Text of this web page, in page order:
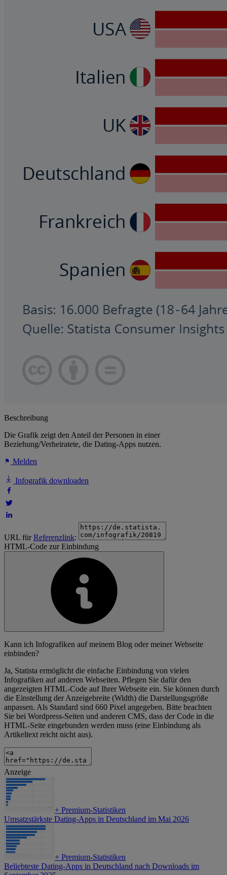
Beschreibung
Die Grafik zeigt den Anteil der Personen in einer
Beziehung/Verheiratete, die Dating-Apps nutzen.
Melden
Infografik downloaden
URL fürReferenzlink:
HTML-Code zur Einbindung
Kann ich Infografiken auf meinem Blog oder meiner Webseite
einbinden?
Ja, Statista ermöglicht die einfache Einbindung von vielen
Infografiken auf anderen Webseiten. Pflegen Sie dafür den
angezeigten HTML-Code auf Ihrer Webseite ein. Sie können durch
die Einstellung der Anzeigebreite (Width) die Darstellungsgröße
anpassen. Als Standard sind 660 Pixel angegeben. Bitte beachten
Sie bei Wordpress-Seiten und anderen CMS, dass der Code in die
HTML-Seite eingebunden werden muss (eine Einbindung als
Artikeltext reicht nicht aus).
Anzeige
+ Premium-Statistiken
Umsatzstärkste Dating-Apps in Deutschland im Mai 2026
+ Premium-Statistiken
Beliebteste Dating-Apps in Deutschland nach Downloads im